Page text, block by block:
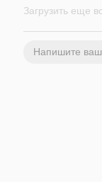
Загрузить еще